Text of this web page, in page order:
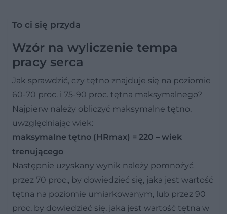
To ci się przyda
Wzór na wyliczenie tempa
pracy serca
Jak sprawdzić, czy tętno znajduje się na poziomie
60-70 proc. i 75-90 proc. tętna maksymalnego?
Najpierw należy obliczyć maksymalne tętno,
uwzględniając wiek:
maksymalne tętno (HRmax) = 220 – wiek
trenującego
Następnie uzyskany wynik należy pomnożyć
przez 70 proc., by dowiedzieć się, jaka jest wartość
tętna na poziomie umiarkowanym, lub przez 90
proc, by dowiedzieć się, jaka jest wartość tętna w